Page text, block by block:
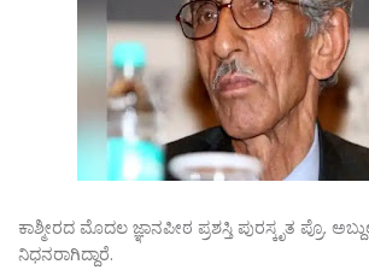
ಕಾಶ್ಮೀರದ ಮೊದಲ ಜ್ಞಾನಪೀಠ ಪ್ರಶಸ್ತಿ ಪುರಸ್ಕೃತ ಪ್ರೊ.
ನಿಧನರಾಗಿದ್ದಾರೆ.